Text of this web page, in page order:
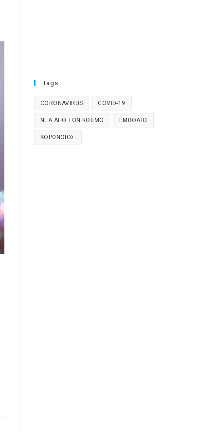
Tags
CORONAVIRUS COVID-19
ΝΈΑ ΑΠΌ ΤΟΝ ΚΌΣΜΟ ΕΜΒΌΛΙΟ
ΚΟΡΩΝΟΪΌΣ